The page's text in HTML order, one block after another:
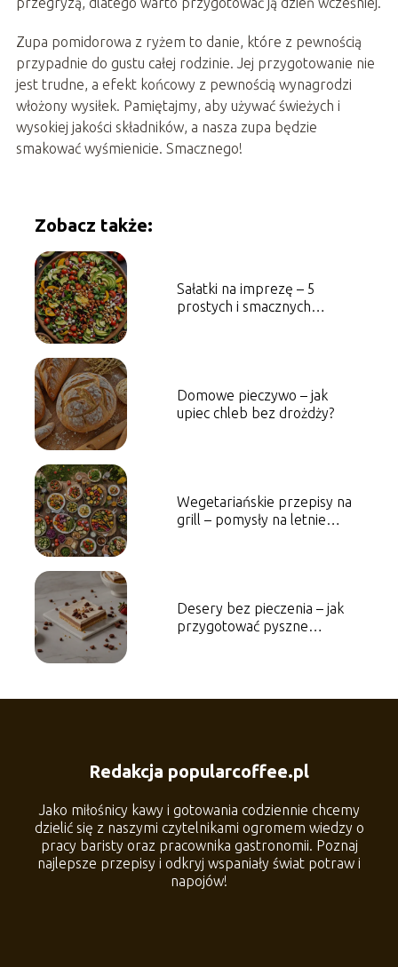
Zupa pomidorowa z ryżem to danie, które z pewnością
przypadnie do gustu całej rodzinie. Jej przygotowanie nie
jest trudne, a efekt końcowy z pewnością wynagrodzi
włożony wysiłek. Pamiętajmy, aby używać świeżych i
wysokiej jakości składników, a nasza zupa będzie
smakować wyśmienicie. Smacznego!
Zobacz także:
Sałatki na imprezę – 5
prostych i smacznych
Domowe pieczywo – jak
upiec chleb bez drożdży?
Wegetariańskie przepisy na
grill – pomysły na letnie
Desery bez pieczenia – jak
przygotować pyszne
Redakcja popularcoffee.pl
Jako miłośnicy kawy i gotowania codziennie chcemy
dzielić się z naszymi czytelnikami ogromem wiedzy o
pracy baristy oraz pracownika gastronomii. Poznaj
najlepsze przepisy i odkryj wspaniały świat potraw i
napojów!